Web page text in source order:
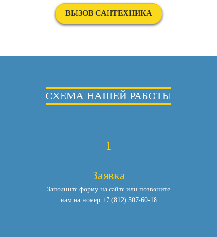
ВЫЗОВ САНТЕХНИКА
СХЕМА НАШЕЙ РАБОТЫ
1
Заявка
Заполните форму на сайте или позвоните
нам на номер +7 (812) 507-60-18